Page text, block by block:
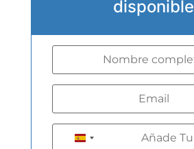
disponible
Spain +34